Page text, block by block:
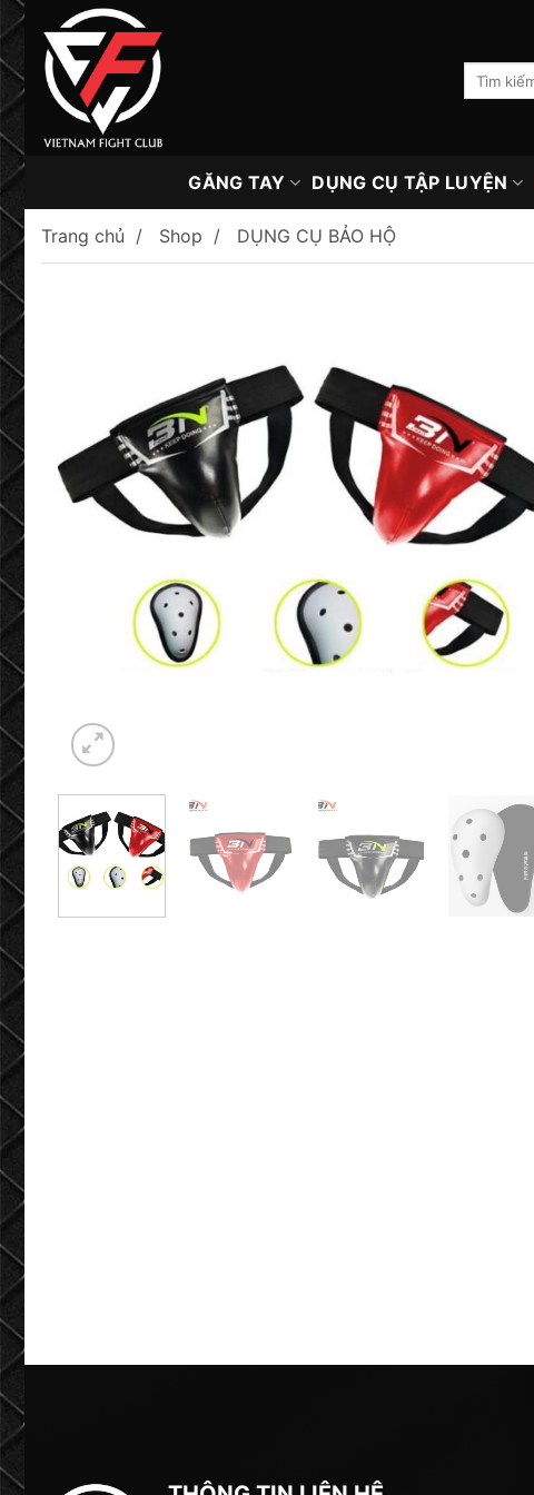
Skip
content
kiếm:
GĂNG TAY DỤNG CỤ TẬP LUYỆN
Trang chủ Shop
DỤNG CỤ BẢO HỘ